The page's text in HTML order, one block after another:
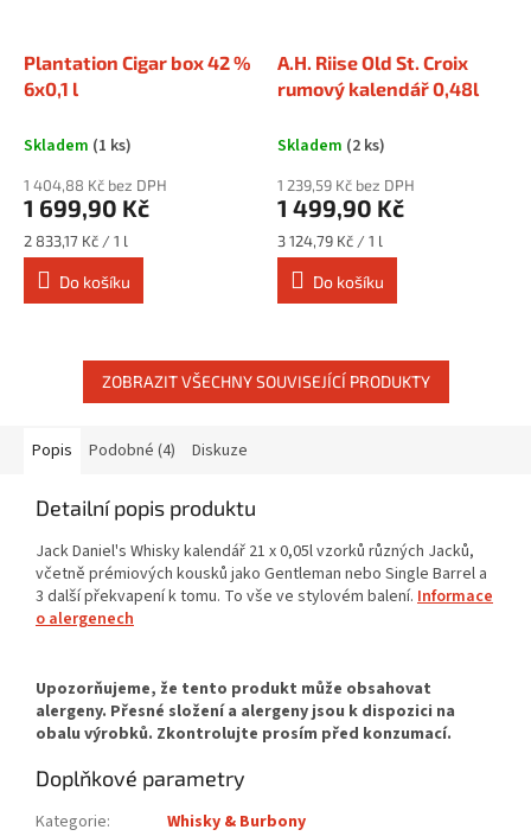
Plantation Cigar box 42 %
6x0,1 l
Skladem (1 ks)
1 404,88 Kč bez DPH
1 699,90 Kč
Měrná
cena:
2 833,17 Kč / 1 l
Do košíku
A.H. Riise Old St. Croix
rumový kalendář 0,48l
Skladem (2 ks)
1 239,59 Kč bez DPH
1 499,90 Kč
Měrná
cena:
3 124,79 Kč / 1 l
Do košíku
ZOBRAZIT VŠECHNY SOUVISEJÍCÍ PRODUKTY
Popis Podobné (4) Diskuze
Detailní popis produktu
Jack Daniel's Whisky kalendář 21 x 0,05l vzorků různých Jacků,
včetně prémiových kousků jako Gentleman nebo Single Barrel a
3 další překvapení k tomu. To vše ve stylovém balení. Informace
o alergenech
Doplňkové parametry
Kategorie:
Whisky & Burbony